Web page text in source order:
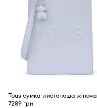
Tous сумка-листоноша жіноча
7289 грн